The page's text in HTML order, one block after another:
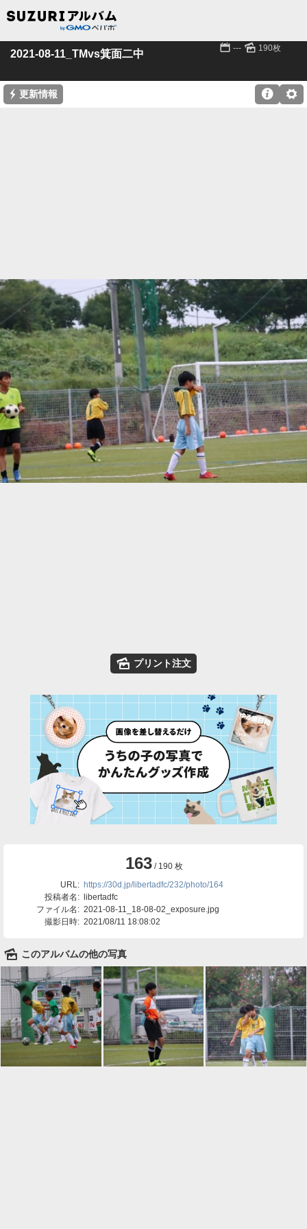
2021-08-11_TMvs箕面二中 📅 --- 🌄 190枚
⚡ 更新情報 ⚙

🌄 プリント注文
163/ 190 枚
URL: https://30d.jp/libertadfc/232/photo/164
投稿者名: libertadfc
ファイル名: 2021-08-11_18-08-02_exposure.jpg
撮影日時: 2021/08/11 18:08:02
🌄 このアルバムの他の写真